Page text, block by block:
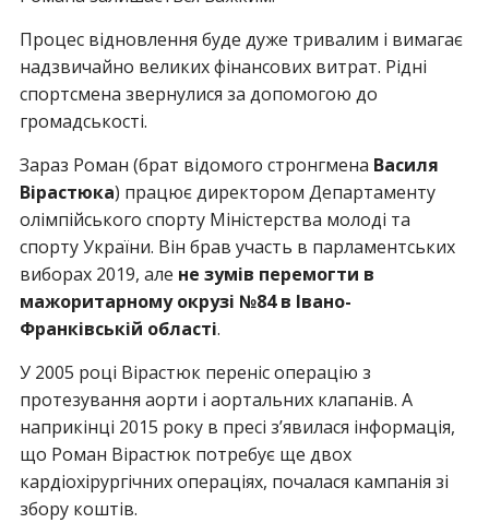
Процес відновлення буде дуже тривалим і вимагає
надзвичайно великих фінансових витрат. Рідні
спортсмена звернулися за допомогою до
громадськості.
Зараз Роман (брат відомого стронгмена Василя
Вірастюка) працює директором Департаменту
олімпійського спорту Міністерства молоді та
спорту України. Він брав участь в парламентських
виборах 2019, але не зумів перемогти в
мажоритарному окрузі №84 в Івано-
Франківській області.
У 2005 році Вірастюк переніс операцію з
протезування аорти і аортальних клапанів. А
наприкінці 2015 року в пресі з’явилася інформація,
що Роман Вірастюк потребує ще двох
кардіохірургічних операціях, почалася кампанія зі
збору коштів.